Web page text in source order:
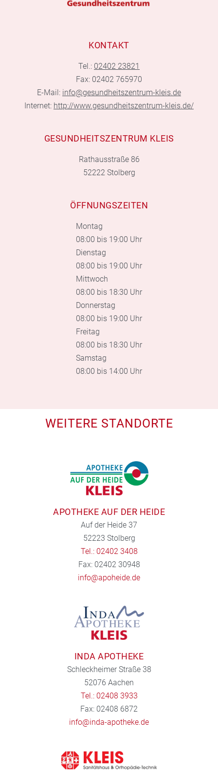
KONTAKT
Tel.: 02402 23821
Fax: 02402 765970
E-Mail: info@gesundheitszentrum-kleis.de
Internet: http://www.gesundheitszentrum-kleis.de/
GESUNDHEITSZENTRUM KLEIS
Rathausstraße 86
52222 Stolberg
ÖFFNUNGSZEITEN
Montag
08:00 bis 19:00 Uhr
Dienstag
08:00 bis 19:00 Uhr
Mittwoch
08:00 bis 18:30 Uhr
Donnerstag
08:00 bis 19:00 Uhr
Freitag
08:00 bis 18:30 Uhr
Samstag
08:00 bis 14:00 Uhr
WEITERE STANDORTE
APOTHEKE AUF DER HEIDE
Auf der Heide 37
52223 Stolberg
Tel.: 02402 3408
Fax: 02402 30948
info@apoheide.de
INDA APOTHEKE
Schleckheimer Straße 38
52076 Aachen
Tel.: 02408 3933
Fax: 02408 6872
info@inda-apotheke.de